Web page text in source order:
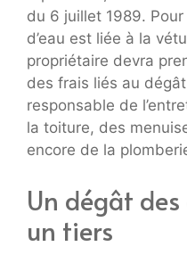
du 6 juillet 1989.
d’eau est liée à la
propriétaire devra
des frais liés au
responsable de
la toiture, des
encore de la
Un dégât
un tiers